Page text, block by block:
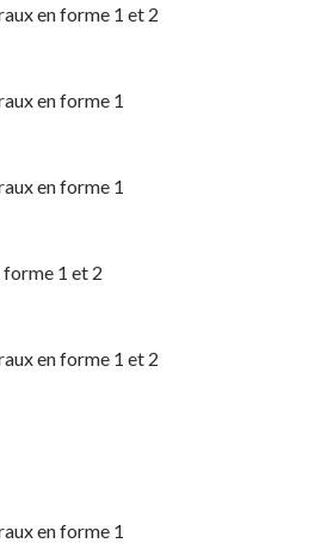
en forme 1 et 2
en forme 1
en forme 1
forme 1 et 2
en forme 1 et 2
en forme 1